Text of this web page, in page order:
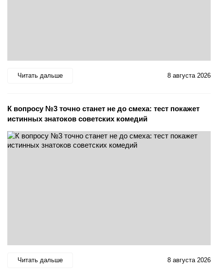
Читать дальше 8 августа 2026
К вопросу №3 точно станет не до смеха: тест покажет
истинных знатоков советских комедий
Читать дальше 8 августа 2026